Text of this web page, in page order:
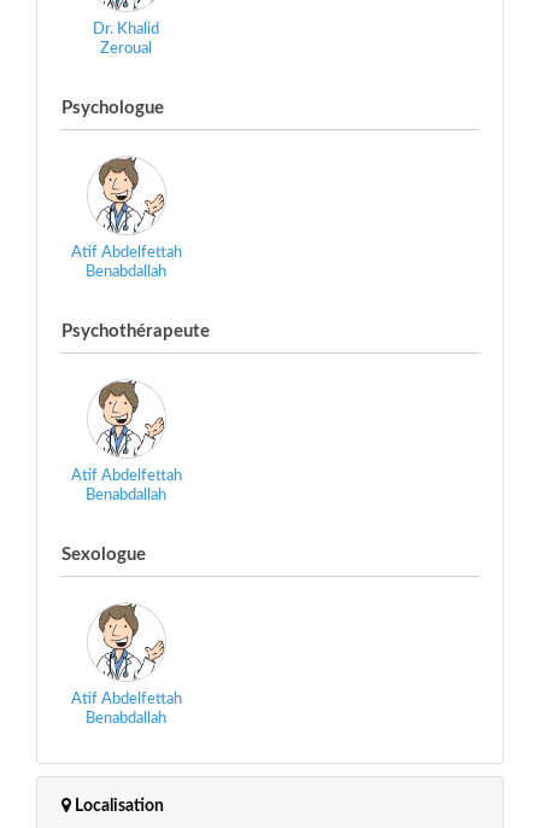
Dr. Khalid
Zeroual
Psychologue
Atif Abdelfettah
Benabdallah
Psychothérapeute
Atif Abdelfettah
Benabdallah
Sexologue
Atif Abdelfettah
Benabdallah
Localisation